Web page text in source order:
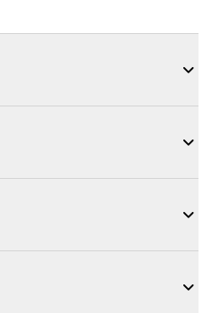



